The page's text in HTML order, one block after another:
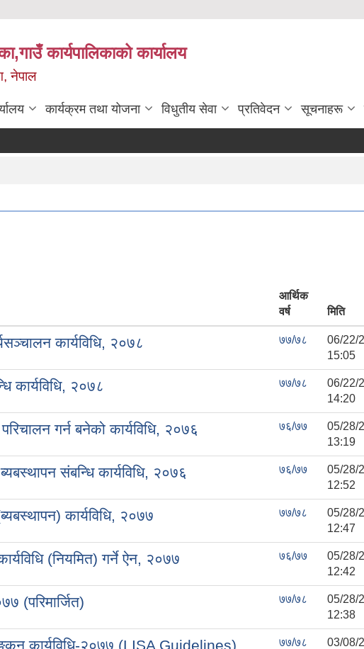
कार्यपालिकाको कार्यालय
नेपाल
कार्यक्रम तथा योजना विधुतीय सेवा प्रतिवेदन सूचनाहरू
आर्थिक
वर्ष
मिति
कार्यविधि, २०७८ ७७/७८
06/
15:05
कार्यविधि, २०७८ ७७/७८
06/
14:20
गर्न बनेको कार्यविधि, २०७६ ७६/७७
05/
13:19
संबन्धि कार्यविधि, २०७६ ७६/७७
05/
12:52
कार्यविधि, २०७७ ७७/७८
05/
12:47
(नियमित) गर्ने ऐन, २०७७ ७६/७७
05/
12:42
(परिमार्जित) ७७/७८
05/
12:38
कार्यविधि-२०७७ (LISA Guidelines) ७७/७८
03/